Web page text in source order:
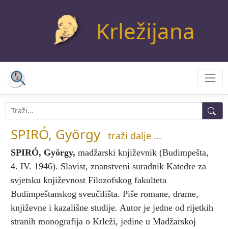
Krležijana
SPIRÓ, György traži dalje ...
SPIRÓ, György, madžarski književnik (Budimpešta,
4. IV. 1946). Slavist, znanstveni suradnik Katedre za
svjetsku književnost Filozofskog fakulteta
Budimpeštanskog sveučilišta. Piše romane, drame,
književne i kazališne studije. Autor je jedne od rijetkih
stranih monografija o Krleži, jedine u Madžarskoj